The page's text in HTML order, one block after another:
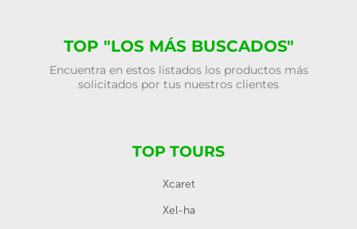
TOP "LOS MÁS BUSCADOS"
Encuentra en estos listados los productos más
solicitados por tus nuestros clientes
TOP TOURS
Xcaret
Xel-ha